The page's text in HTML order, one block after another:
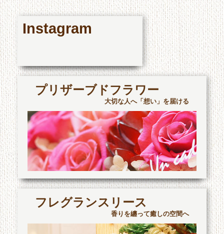
Instagram
プリザーブドフラワー
大切な人へ「想い」を届ける
フレグランスリース
香りを纏って癒しの空間へ